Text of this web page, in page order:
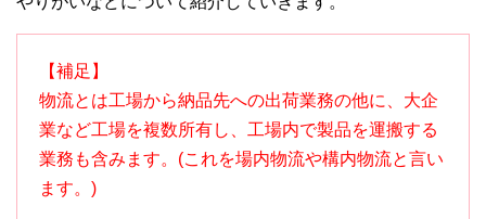
【補足】
物流とは工場から納品先への出荷業務の他に、大企
業など工場を複数所有し、工場内で製品を運搬する
業務も含みます。(これを場内物流や構内物流と言い
ます。)